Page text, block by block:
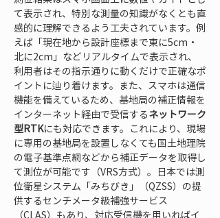
て表示され、特別な測量の知識がなくとも直
感的に理解できるよう工夫されています。例
えば「現在地から設計座標まで東に5cm・
北に2cm」などリアルタイムで表示され、
利用者はその指示通りに動くだけで正確なポ
イントに辿り着けます。また、スマホは通信
機能を備えているため、基地局の補正情報を
インターネット経由で受信するネットワーク
型RTKにも対応できます。これにより、現場
に専用の基地局を設置しなくても国土地理院
の電子基準点網などから補正データを取得し
て測位が可能です（VRS方式）。日本では測
位衛星システム「みちびき」（QZSS）の提
供するセンチメータ級補強サービス
（CLAS）もあり、対応受信機を用いればイ